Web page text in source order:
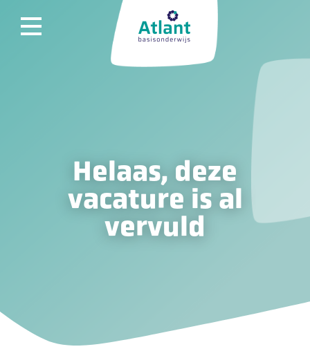
Helaas, deze
vacature is al
vervuld